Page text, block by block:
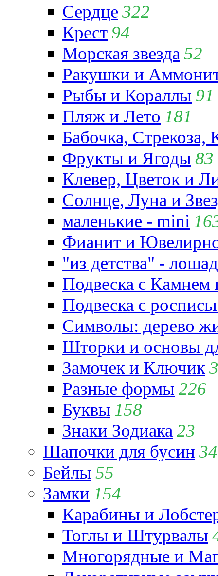
Сердце322
Крест 94
Морская звезда 52
Ракушки и
Рыбы и Кораллы 91
Пляж и Лето 181
Бабочка,
Фрукты и Ягоды 83
Клевер, Цветок и
Солнце, Луна и
маленькие - mini
Фианит и
"из детства" -
Подвеска с
Подвеска с
Символы: дерево
Шторки и основы
Замочек и Ключик
Разные формы 226
Буквы 158
Знаки Зодиака 23
Шапочки для бусин 34
Бейлы 55
Замки 154
Карабины и
Тоглы и Штурвалы
Многорядные и